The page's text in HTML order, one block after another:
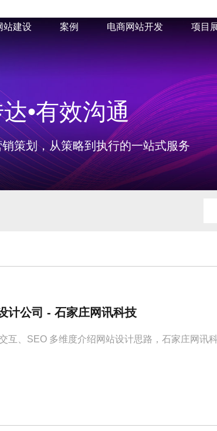
站建设 案例 电商网站开发 项目
•有效沟通
策划，从策略到执行的一站式服务
计公司 - 石家庄网讯科技
互、SEO 多维度介绍网站设计思路，石家庄网讯